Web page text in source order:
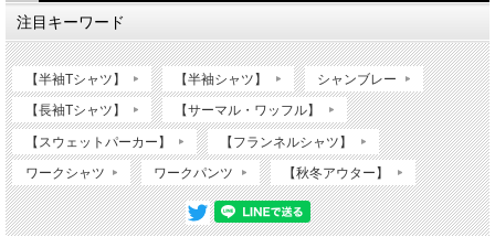
注目キーワード
【半袖Tシャツ】 【半袖シャツ】 シャンブレー
【長袖Tシャツ】 【サーマル・ワッフル】
【スウェットパーカー】 【フランネルシャツ】
ワークシャツ ワークパンツ 【秋冬アウター】